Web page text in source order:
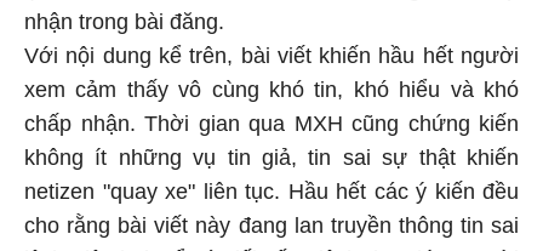
nhận trong bài đăng.
Với nội dung kể trên, bài viết khiến hầu hết người
xem cảm thấy vô cùng khó tin, khó hiểu và khó
chấp nhận. Thời gian qua MXH cũng chứng kiến
không ít những vụ tin giả, tin sai sự thật khiến
netizen "quay xe" liên tục. Hầu hết các ý kiến đều
cho rằng bài viết này đang lan truyền thông tin sai